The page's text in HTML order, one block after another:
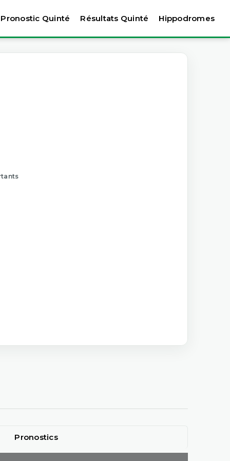
Pronostic Quinté Résultats Quinté Hippodromes
Pronostics